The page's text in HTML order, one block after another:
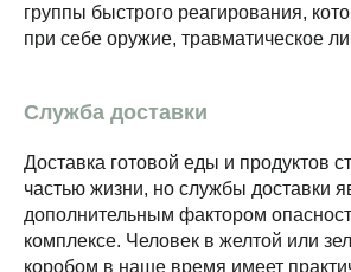
группы быстрого реагирования,
при себе оружие, травматическое
Служба доставки
Доставка готовой еды и продуктов
частью жизни, но службы доставки
дополнительным фактором
комплексе. Человек в желтой или
коробом в наше время имеет